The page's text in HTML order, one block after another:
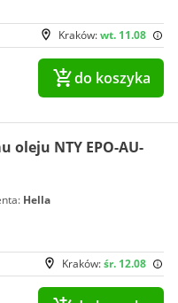
Kraków:wt. 11.08
do koszyka
oleju NTY EPO-AU-
Hella
Kraków:śr. 12.08